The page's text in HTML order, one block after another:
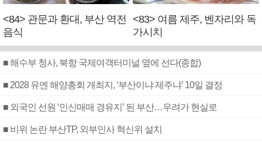
<84> 관문과 환대, 부산 역전
음식
<83> 여름 제주, 벤자리와 독
가시치
■ 해수부 청사, 북항 국제여객터미널 옆에 선다(종합)
■ 2028 유엔 해양총회 개최지, ‘부산이냐 제주냐’ 10일 결정
■ 외국인 선원 ‘인신매매 경유지’ 된 부산…우려가 현실로
■ 비위 논란 부산TP, 외부인사 혁신위 설치